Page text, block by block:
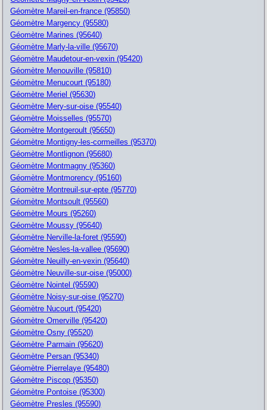
Géomètre Mareil-en-france (95850)
Géomètre Margency (95580)
Géomètre Marines (95640)
Géomètre Marly-la-ville (95670)
Géomètre Maudetour-en-vexin (95420)
Géomètre Menouville (95810)
Géomètre Menucourt (95180)
Géomètre Meriel (95630)
Géomètre Mery-sur-oise (95540)
Géomètre Moisselles (95570)
Géomètre Montgeroult (95650)
Géomètre Montigny-les-cormeilles (95370)
Géomètre Montlignon (95680)
Géomètre Montmagny (95360)
Géomètre Montmorency (95160)
Géomètre Montreuil-sur-epte (95770)
Géomètre Montsoult (95560)
Géomètre Mours (95260)
Géomètre Moussy (95640)
Géomètre Nerville-la-foret (95590)
Géomètre Nesles-la-vallee (95690)
Géomètre Neuilly-en-vexin (95640)
Géomètre Neuville-sur-oise (95000)
Géomètre Nointel (95590)
Géomètre Noisy-sur-oise (95270)
Géomètre Nucourt (95420)
Géomètre Omerville (95420)
Géomètre Osny (95520)
Géomètre Parmain (95620)
Géomètre Persan (95340)
Géomètre Pierrelaye (95480)
Géomètre Piscop (95350)
Géomètre Pontoise (95300)
Géomètre Presles (95590)